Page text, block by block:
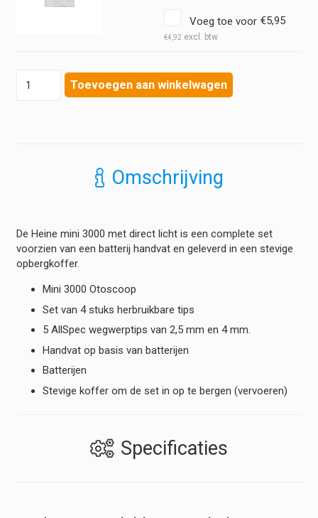
Voeg toe voor €5,95
€4,92
Toevoegen aan winkelwagen
Omschrijving
De Heine mini 3000 met direct licht is een complete set
voorzien van een batterij handvat en geleverd in een stevige
opbergkoffer.
Mini 3000 Otoscoop
Set van 4 stuks herbruikbare tips
5 AllSpec wegwerptips van 2,5 mm en 4 mm.
Handvat op basis van batterijen
Batterijen
Stevige koffer om de set in op te bergen (vervoeren)
Specificaties